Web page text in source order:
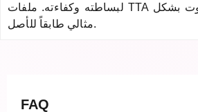
لبساطته وكفاءته. ملفات TTA تحافظ على جودة الصوت بشكل
مثالي طابقاً للأصل.
FAQ